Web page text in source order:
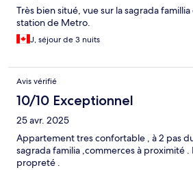
Très bien situé, vue sur la sagrada
station de Metro.
J, séjour de 3 nuits
Avis vérifié
10/10 Exceptionnel
25 avr. 2025
Appartement tres confortable , à 2 pas
sagrada familia ,commerces à proximité .
propreté .